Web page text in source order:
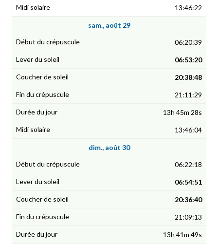
13:46:22
sam., août 29
06:20:39
06:53:20
20:38:48
21:11:29
13h 45m 28s
13:46:04
dim., août 30
06:22:18
06:54:51
20:36:40
21:09:13
13h 41m 49s